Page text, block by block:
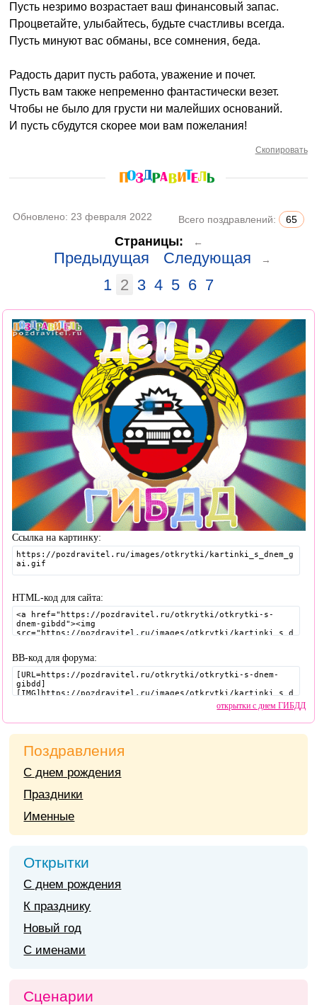
Пусть незримо возрастает ваш финансовый запас.
Процветайте, улыбайтесь, будьте счастливы всегда.
Пусть минуют вас обманы, все сомнения, беда.
Радость дарит пусть работа, уважение и почет.
Пусть вам также непременно фантастически везет.
Чтобы не было для грусти ни малейших оснований.
И пусть сбудутся скорее мои вам пожелания!
Скопировать
Обновлено: 23 февраля 2022 Всего поздравлений: 65
Страницы: ←
Предыдущая Следующая →
1 2 3 4 5 6 7
Ссылка на картинку:
HTML-код для сайта:
BB-код для форума:
открытки с днем ГИБДД
Поздравления
С днем рождения
Праздники
Именные
Открытки
С днем рождения
К празднику
Новый год
С именами
Сценарии